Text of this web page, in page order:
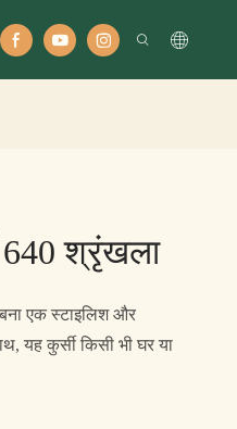
640 श्रृंखला
एक स्टाइलिश और
यह कुर्सी किसी भी घर या